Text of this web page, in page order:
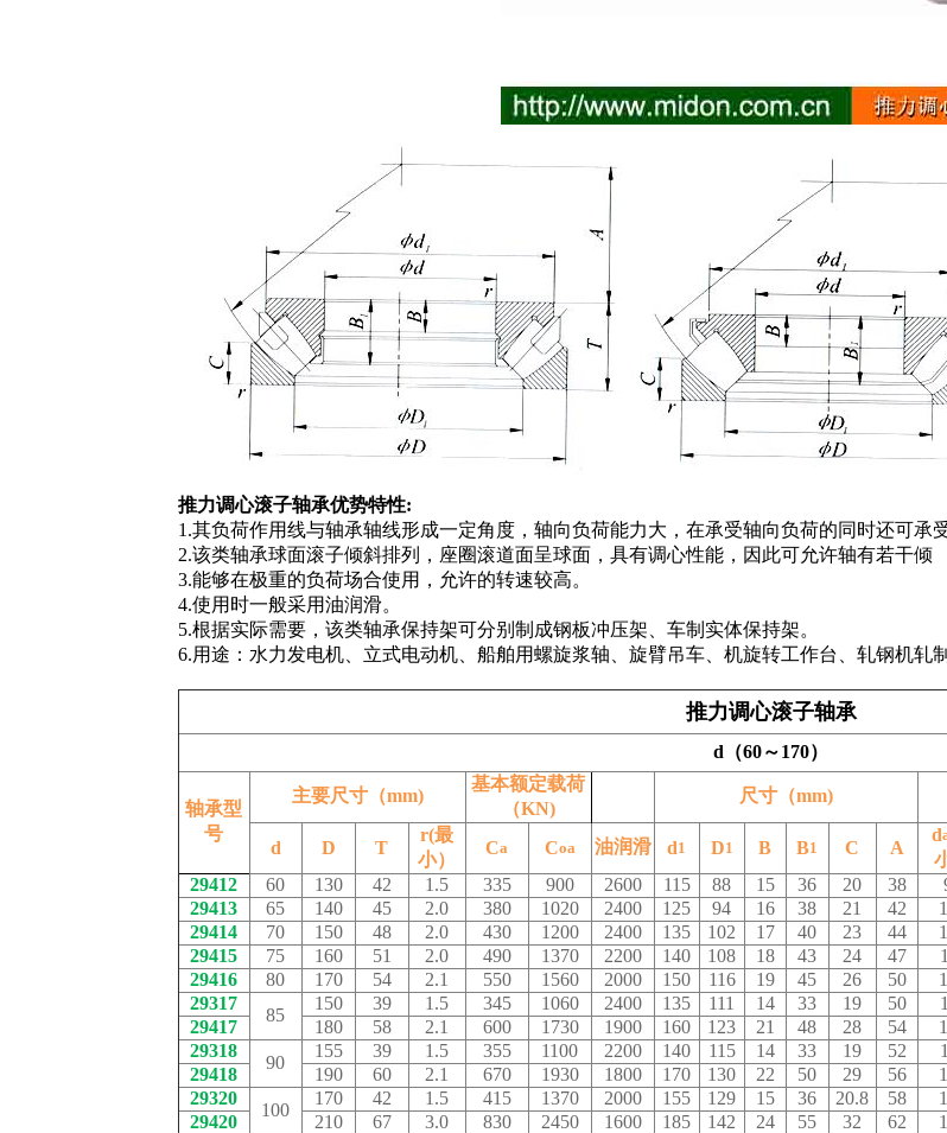
推力调心滚子轴承优势特性:
1.其负荷作用线与轴承轴线形成一定角度，轴向负荷能力大，在承受轴向负荷的同时还可承
2.该类轴承球面滚子倾斜排列，座圈滚道面呈球面，具有调心性能，因此可允许轴有若干倾
3.能够在极重的负荷场合使用，允许的转速较高。
4.使用时一般采用油润滑。
5.根据实际需要，该类轴承保持架可分别制成钢板冲压架、车制实体保持架。
6.用途：水力发电机、立式电动机、船舶用螺旋浆轴、旋臂吊车、机旋转工作台、轧钢机轧
推力调心滚子轴承
d（60～170）
轴承型
号
主要尺寸（mm)
基本额定载荷
（KN)
尺寸（mm)
d D T
r(最
小）
Ca Coa 油润滑 d1 D1 B B1 C A
d
29412
60 130 42 1.5 335 900 2600 115 88 15 36 20 38
29413
65 140 45 2.0 380 1020 2400 125 94 16 38 21 42
29414
70 150 48 2.0 430 1200 2400 135 102 17 40 23 44
29415
75 160 51 2.0 490 1370 2200 140 108 18 43 24 47
29416
80 170 54 2.1 550 1560 2000 150 116 19 45 26 50
29317
85
150 39 1.5 345 1060 2400 135 111 14 33 19 50
29417
180 58 2.1 600 1730 1900 160 123 21 48 28 54
29318
90
155 39 1.5 355 1100 2200 140 115 14 33 19 52
29418
190 60 2.1 670 1930 1800 170 130 22 50 29 56
29320
100
170 42 1.5 415 1370 2000 155 129 15 36 20.8 58
29420
210 67 3.0 830 2450 1600 185 142 24 55 32 62